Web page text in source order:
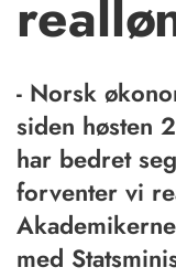
- Norsk
siden høsten
har bedret
forventer vi
med